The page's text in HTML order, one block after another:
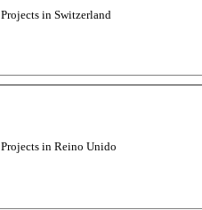
Projects in Switzerland
Projects in Reino Unido